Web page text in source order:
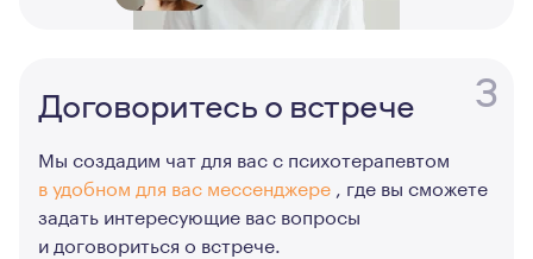
3
Договоритесь о встрече
Мы создадим чат для вас с психотерапевтом
в удобном для вас мессенджере , где вы сможете
задать интересующие вас вопросы
и договориться о встрече.